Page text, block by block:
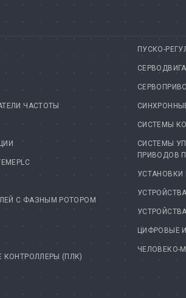
ЧАСТОТЫ
С ФАЗНЫМ РОТОРОМ
КОНТРОЛЛЕРЫ (ПЛК)
ПУСКО-
СИСТЕМЫ
СИСТЕМЫ
ПРИВОДОВ
УСТАНОВКИ
ЦИФРОВЫЕ
ЧЕЛОВЕКО-